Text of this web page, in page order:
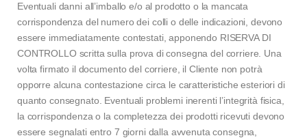
Eventuali danni all’imballo e/o al prodotto o la mancata
corrispondenza del numero dei colli o delle indicazioni, devono
essere immediatamente contestati, apponendo RISERVA DI
CONTROLLO scritta sulla prova di consegna del corriere. Una
volta firmato il documento del corriere, il Cliente non potrà
opporre alcuna contestazione circa le caratteristiche esteriori di
quanto consegnato. Eventuali problemi inerenti l’integrità fisica,
la corrispondenza o la completezza dei prodotti ricevuti devono
essere segnalati entro 7 giorni dalla avvenuta consegna,